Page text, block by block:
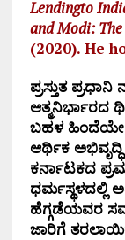
Lendingto
and Modi:
(2020). He
ಪ್ರಸ್ತುತ
ಆತ್ಮನಿರ್ಭಾರದ
ಬಹಳ ಹಿಂದೆಯೇ,
ಆರ್ಥಿಕ
ಕರ್ನಾಟಕದ
ಧರ್ಮಸ್ಥಳದಲ್ಲಿ
ಹೆಗ್ಗಡೆಯವರ
ಜಾರಿಗೆ